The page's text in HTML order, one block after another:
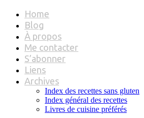
Home
Blog
À propos
Me contacter
S’abonner
Liens
Archives
Index des recettes sans gluten
Index général des recettes
Livres de cuisine préférés